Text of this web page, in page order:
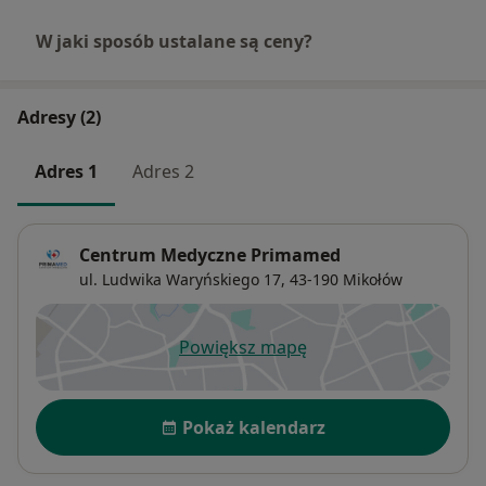
W jaki sposób ustalane są ceny?
Adresy (2)
Adres 1 Adres 2
Centrum Medyczne Primamed
ul. Ludwika Waryńskiego 17, 43-190 Mikołów
Powiększ mapęotwiera się w nowej karcie
Dostępność
Pokaż kalendarz